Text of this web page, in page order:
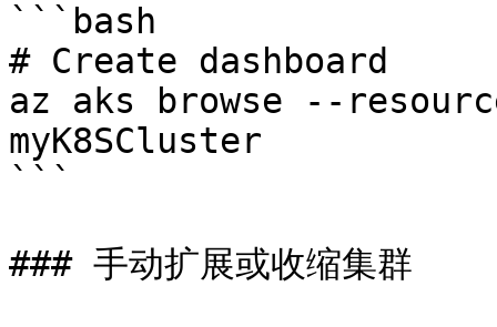
```bash
# Create dashboard
az aks browse --
myK8SCluster
```
### 手动扩展或收缩集群